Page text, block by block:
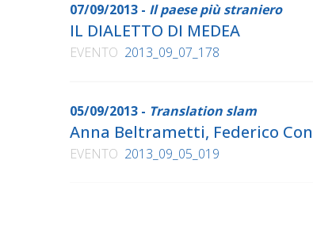
07/09/2013 - Il paese più straniero
IL DIALETTO DI MEDEA
EVENTO 2013_09_07_178
05/09/2013 - Translation slam
Anna Beltrametti, Federico
EVENTO 2013_09_05_019